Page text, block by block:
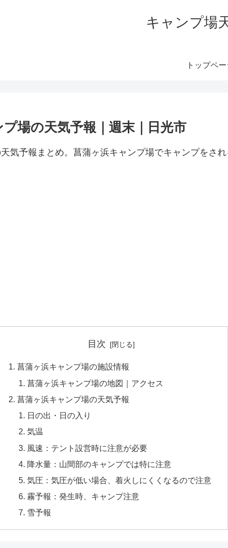
キャンプ場
トップペー
場の天気予報｜週末｜日光市
気予報まとめ。菖蒲ヶ浜キャンプ場でキャンプをされ
目次
菖蒲ヶ浜キャンプ場の施設情報
菖蒲ヶ浜キャンプ場の地図｜アクセス
菖蒲ヶ浜キャンプ場の天気予報
日の出・日の入り
気温
風速：テント設営時に注意が必要
降水量：山間部のキャンプでは特に注意
気圧：気圧が低い場合、着火しにくくなるので注意
霧予報：発生時、キャンプ注意
雪予報